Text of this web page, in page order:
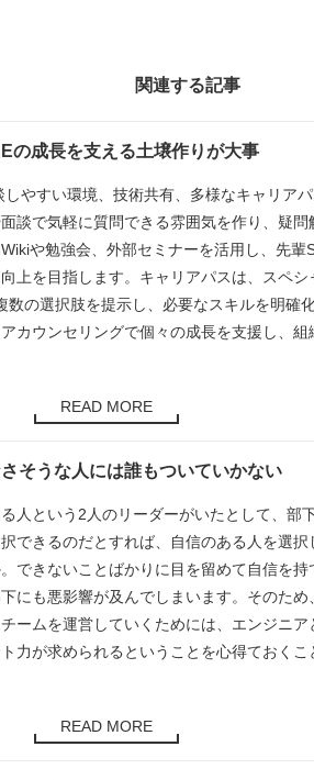
関連する記事
の成長を支える土壌作りが大事
やすい環境、技術共有、多様なキャリア
談で気軽に質問できる雰囲気を作り、疑問
や勉強会、外部セミナーを活用し、先輩
上を目指します。キャリアパスは、スペシ
数の選択肢を提示し、必要なスキルを明確化
カウンセリングで個々の成長を支援し、組
READ MORE
そうな人には誰もついていかない
人という2人のリーダーがいたとして、部
できるのだとすれば、自信のある人を選択
できないことばかりに目を留めて自信を持
にも悪影響が及んでしまいます。そのため
ームを運営していくためには、エンジニア
力が求められるということを心得ておくこ
READ MORE